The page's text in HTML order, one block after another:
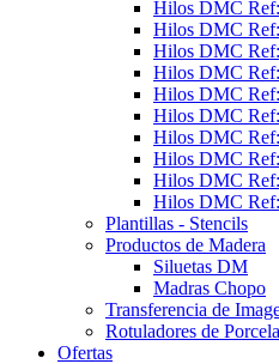
Hilos DMC
Hilos DMC
Hilos DMC
Hilos DMC
Hilos DMC
Hilos DMC
Hilos DMC
Hilos DMC
Hilos DMC
Hilos DMC
Plantillas - Stencils
Productos de Madera
Siluetas DM
Madras Chopo
Transferencia de
Rotuladores de
Ofertas